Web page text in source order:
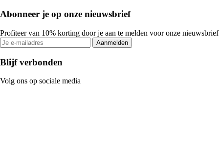
Abonneer je op onze nieuwsbrief
Profiteer van 10% korting door je aan te melden voor onze nieuwsbrief
Aanmelden
Blijf verbonden
Volg ons op sociale media